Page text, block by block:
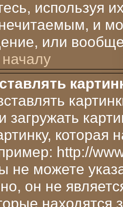
используя
и
или вообще
загружать
http://
не можете
он не